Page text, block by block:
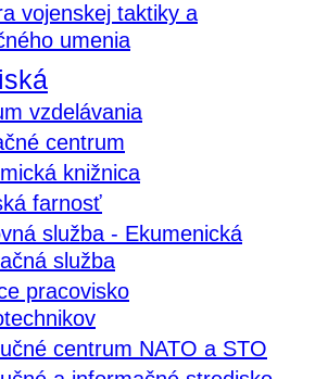
vojenskej taktiky a
umenia
vzdelávania
centrum
knižnica
farnosť
služba - Ekumenická
služba
pracovisko
centrum NATO a STO